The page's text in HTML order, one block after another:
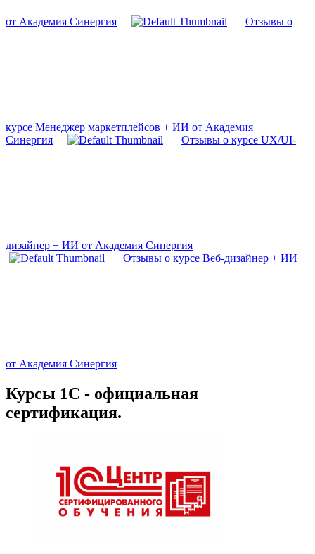
от Академия Синергия Отзывы о
курсе Менеджер маркетплейсов + ИИ от Академия
Синергия
Отзывы о курсе UX/UI-
дизайнер + ИИ от Академия Синергия
Отзывы о курсе Веб-дизайнер + ИИ
от Академия Синергия
Курсы 1С - официальная
сертификация.